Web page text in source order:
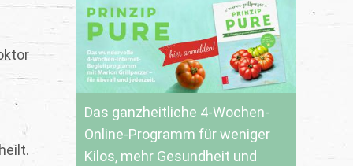
Das ganzheitliche 4-Wochen-
Online-Programm für weniger
Kilos, mehr Gesundheit und